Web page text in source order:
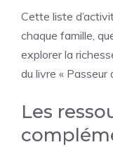
Cette liste
chaque famille,
explorer la
du livre « Passeur
Les